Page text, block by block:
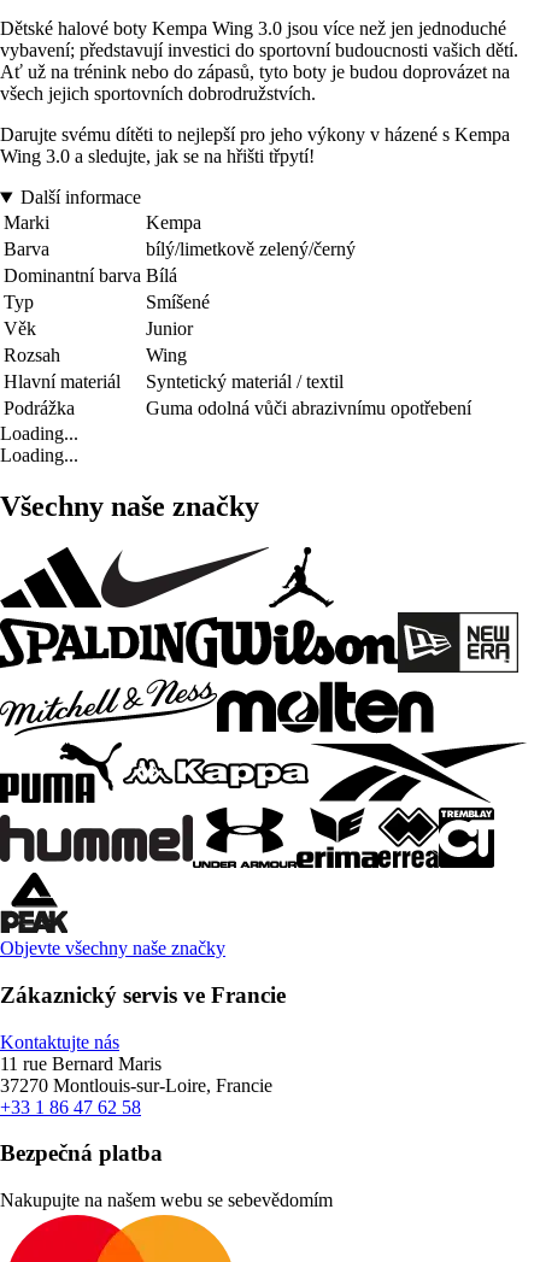
Dětské halové boty Kempa Wing 3.0 jsou více než jen jednoduché
vybavení; představují investici do sportovní budoucnosti vašich dětí.
Ať už na trénink nebo do zápasů, tyto boty je budou doprovázet na
všech jejich sportovních dobrodružstvích.
Darujte svému dítěti to nejlepší pro jeho výkony v házené s Kempa
Wing 3.0 a sledujte, jak se na hřišti třpytí!
Další informace
Marki
Kempa
Barva
bílý/limetkově zelený/černý
Dominantní barva Bílá
Typ
Smíšené
Věk
Junior
Rozsah
Wing
Hlavní materiál
Syntetický materiál / textil
Podrážka
Guma odolná vůči abrazivnímu opotřebení
Loading...
Loading...
Všechny naše značky
Objevte všechny naše značky
Zákaznický servis ve Francie
Kontaktujte nás
11 rue Bernard Maris
37270 Montlouis-sur-Loire, Francie
+33 1 86 47 62 58
Bezpečná platba
Nakupujte na našem webu se sebevědomím